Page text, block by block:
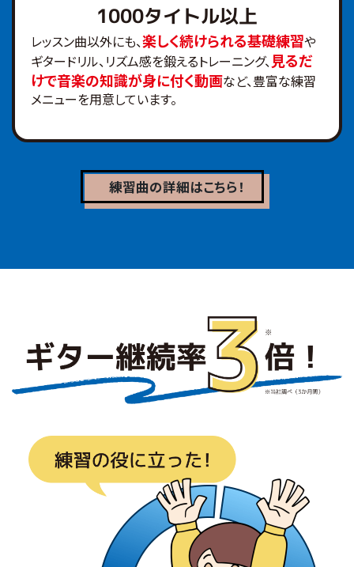
1000タイトル以上
レッスン曲以外にも、楽しく続けられる基礎練習や
ギタードリル、リズム感を鍛えるトレーニング、 見るだ
けで音楽の知識が身に付く動画など、豊富な練習
メニューを用意しています。
練習曲の詳細はこちら！